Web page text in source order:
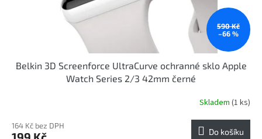
590 Kč
–66 %
Belkin 3D Screenforce UltraCurve ochranné sklo Apple
Watch Series 2/3 42mm černé
Skladem (1 ks)
164 Kč bez DPH
Do košíku